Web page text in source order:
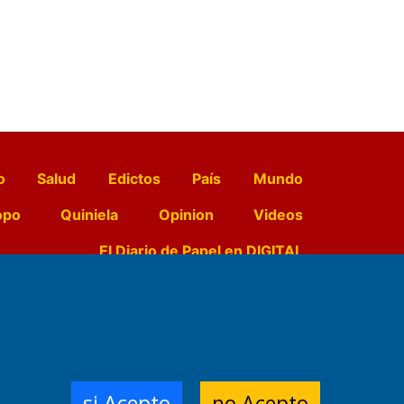
Salud Edictos País
Mundo
Quiniela Opinion
Videos
El Diario de Papel en DIGITAL